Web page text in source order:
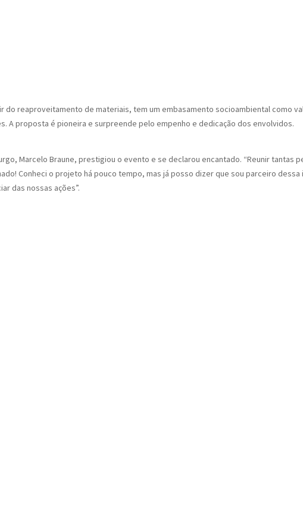
do reaproveitamento de materiais, tem um embasamento socioambiental como
A proposta é pioneira e surpreende pelo empenho e dedicação dos envolvidos.
Marcelo Braune, prestigiou o evento e se declarou encantado. “Reunir
Conheci o projeto há pouco tempo, mas já posso dizer que sou parceiro
das nossas ações”.